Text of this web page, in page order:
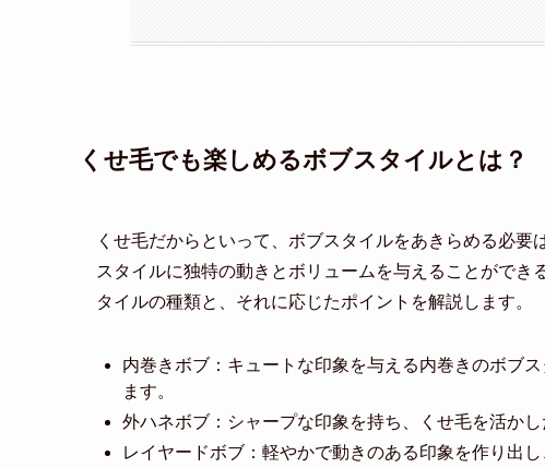
くせ毛でも楽しめるボブスタイルとは？
くせ毛だからといって、ボブスタイルをあきらめる必
スタイルに独特の動きとボリュームを与えることがで
タイルの種類と、それに応じたポイントを解説します。
内巻きボブ：キュートな印象を与える内巻きのボブ
ます。
外ハネボブ：シャープな印象を持ち、くせ毛を活か
レイヤードボブ：軽やかで動きのある印象を作り出